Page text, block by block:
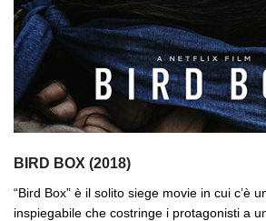
BIRD BOX (2018)
“Bird Box” è il solito siege movie in cui c’è
inspiegabile che costringe i protagonisti a